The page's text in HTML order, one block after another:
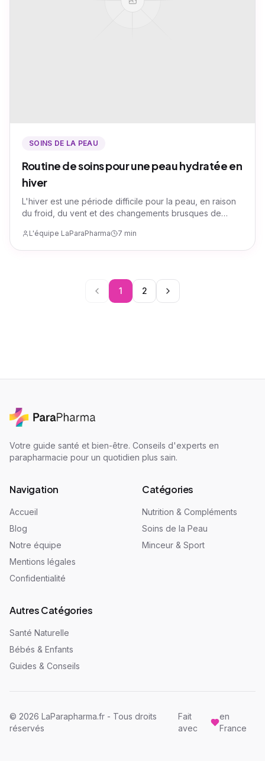
SOINS DE LA PEAU
Routine de soins pour une peau hydratée en
hiver
L'hiver est une période difficile pour la peau, en raison
du froid, du vent et des changements brusques de
essentiel.
L'équipe LaParaPharma 7 min
1 2
Votre guide santé et bien-être. Conseils d'experts en
parapharmacie pour un quotidien plus sain.
Navigation
Accueil
Blog
Notre équipe
Mentions légales
Confidentialité
Catégories
Nutrition & Compléments
Soins de la Peau
Minceur & Sport
Autres Catégories
Santé Naturelle
Bébés & Enfants
Guides & Conseils
© 2026 LaParapharma.fr - Tous droits
réservés
Fait
avec
en
France